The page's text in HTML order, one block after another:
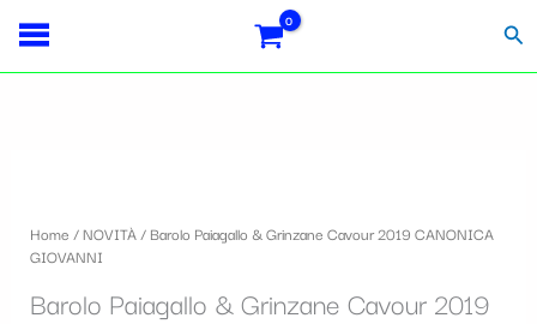
contenuto
Home /NOVITÀ/ Barolo Paiagallo & Grinzane Cavour 2019 CANONICA
GIOVANNI
Barolo Paiagallo & Grinzane Cavour 2019
S
o